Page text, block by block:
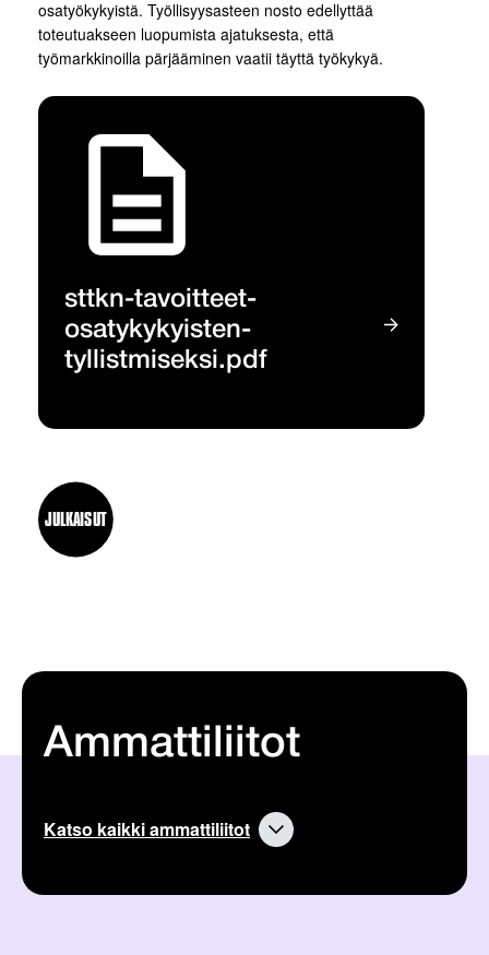
osatyökykyistä. Työllisyysasteen nosto edellyttää
toteutuakseen luopumista ajatuksesta, että
työmarkkinoilla pärjääminen vaatii täyttä työkykyä.
sttkn-tavoitteet-
osatykykyisten-
tyllistmiseksi.pdf
JULKAISUT
Ammattiliitot
Katso kaikki ammattiliitot